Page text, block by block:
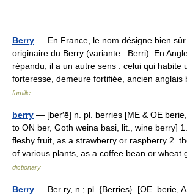
Berry — En France, le nom désigne bien
originaire du Berry (variante : Berri). En
répandu, il a un autre sens : celui qui habite
forteresse, demeure fortifiée, ancien
famille
berry — [ber′ē] n. pl. berries [ME & OE
to ON ber, Goth weina basi, lit., wine berry]
fleshy fruit, as a strawberry or raspberry 2.
of various plants, as a coffee bean or
dictionary
Berry — Ber ry, n.; pl. {Berries}. [OE. berie,